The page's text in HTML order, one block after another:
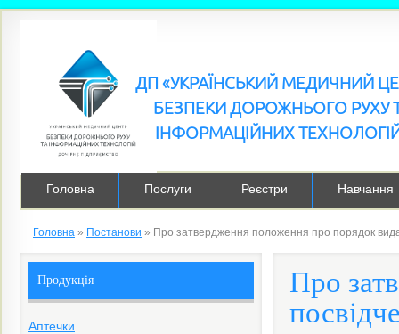
ДП «УКРАЇНСЬКИЙ МЕДИЧНИЙ
БЕЗПЕКИ ДОРОЖНЬОГО РУХУ
ІНФОРМАЦІЙНИХ
Головна Послуги Реєстри Навчання
Головна » Постанови » Про затвердження положення про порядок
Про
Продукція
Аптечки